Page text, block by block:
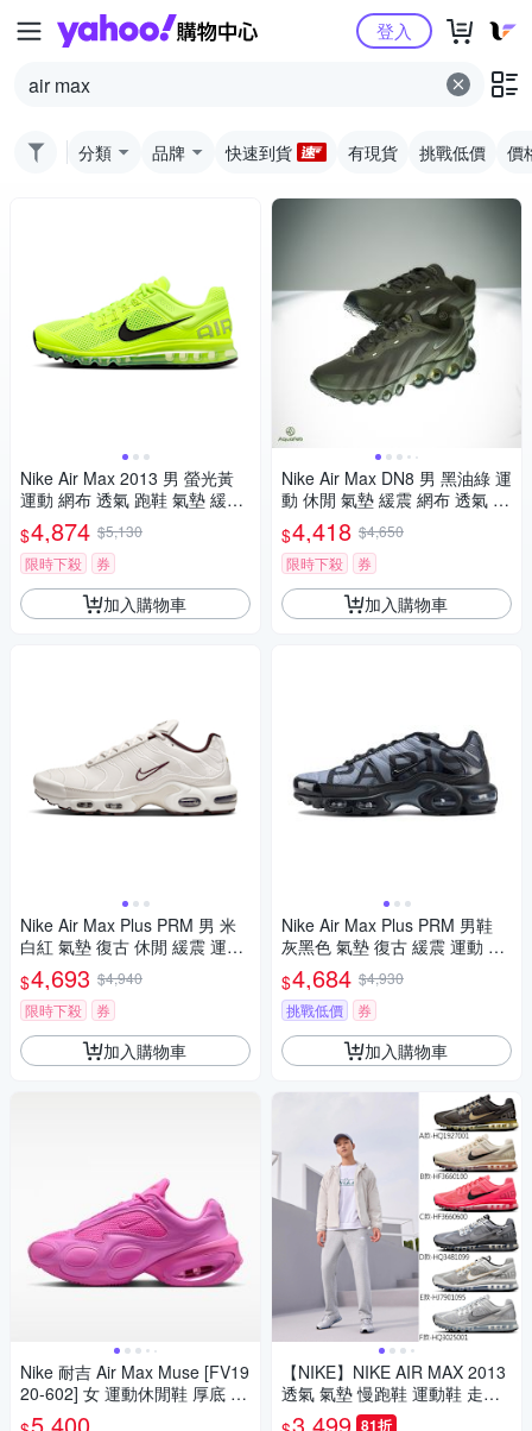
Yahoo購物中心登入
分類 品牌 快速到貨 有現貨 挑戰低價 價
Nike Air Max 2013 男 螢光黃
運動 網布 透氣 跑鞋 氣墊 緩震
休閒鞋 HF3660-700
$4,874 $5,130
限時下殺
券
加入購物車
Nike Air Max Plus PRM 男 米
白紅 氣墊 復古 休閒 緩震 運動
休閒鞋 HF3181-001
$4,693 $4,940
限時下殺
券
加入購物車
Nike 耐吉 Air Max Muse [FV19
20-602] 女 運動休閒鞋 厚底 氣
墊 魅力粉
Nike Air Max DN8 男 黑油綠 運
動 休閒 氣墊 緩震 網布 透氣 休
閒鞋 FQ7860-300
$4,418 $4,650
限時下殺
券
加入購物車
Nike Air Max Plus PRM 男鞋
灰黑色 氣墊 復古 緩震 運動 休
閒鞋 IB2253-001
$4,684 $4,930
挑戰低價
券
加入購物車
【NIKE】NIKE AIR MAX 2013
透氣 氣墊 慢跑鞋 運動鞋 走路
鞋 穿搭鞋 休閒鞋 男女鞋 單一
81折